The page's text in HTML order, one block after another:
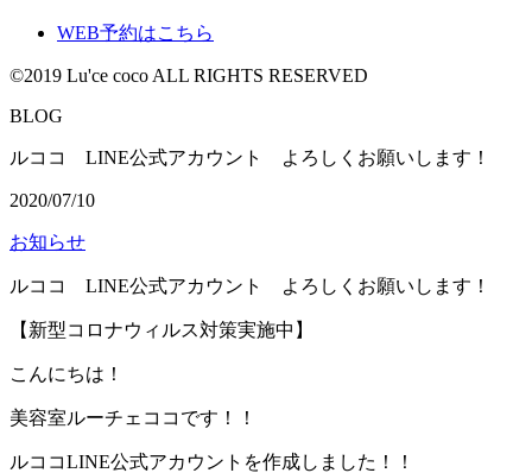
WEB予約はこちら
©2019 Lu'ce coco ALL RIGHTS RESERVED
BLOG
ルココ LINE公式アカウント よろしくお願いします！
2020/07/10
お知らせ
ルココ LINE公式アカウント よろしくお願いします！
【新型コロナウィルス対策実施中】
こんにちは！
美容室ルーチェココです！！
ルココLINE公式アカウントを作成しました！！